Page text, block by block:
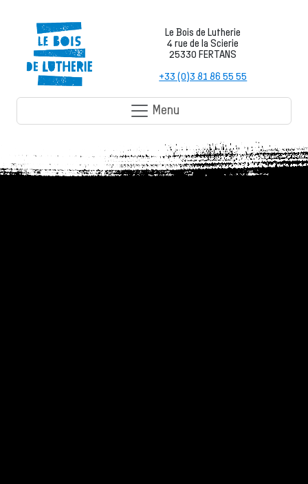
Le Bois de Lutherie
4 rue de la Scierie
25330 FERTANS
+33 (0)3 81 86 55 55
Menu